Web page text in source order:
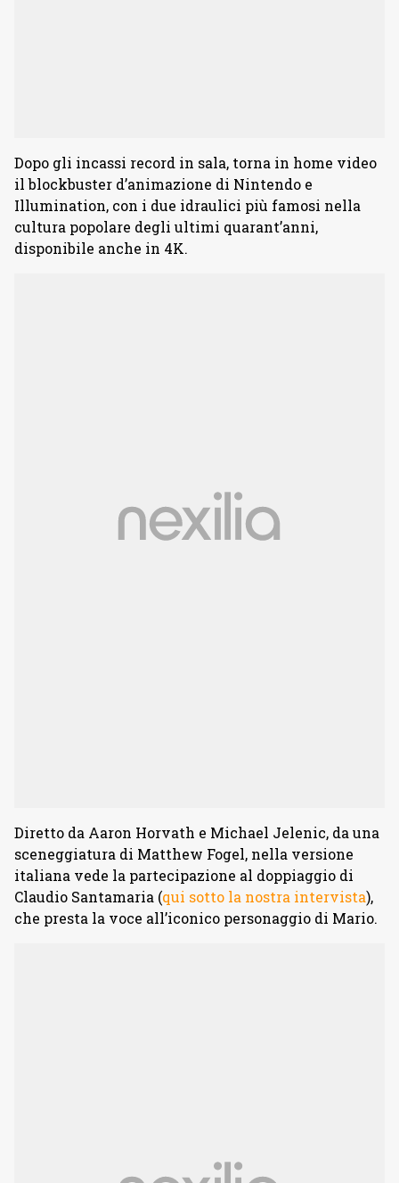
Dopo gli incassi record in sala, torna in home video
il blockbuster d’animazione di Nintendo e
Illumination, con i due idraulici più famosi nella
cultura popolare degli ultimi quarant’anni,
disponibile anche in 4K.
Diretto da Aaron Horvath e Michael Jelenic, da una
sceneggiatura di Matthew Fogel, nella versione
italiana vede la partecipazione al doppiaggio di
Claudio Santamaria (qui sotto la nostra intervista),
che presta la voce all’iconico personaggio di Mario.